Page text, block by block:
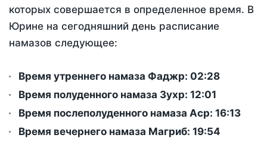
которых совершается в определенное время. В
Юрине на сегодняшний день расписание
намазов следующее:
Время утреннего намаза Фаджр: 02:28
Время полуденного намаза Зухр: 12:01
Время послеполуденного намаза Аср: 16:13
Время вечернего намаза Магриб: 19:54